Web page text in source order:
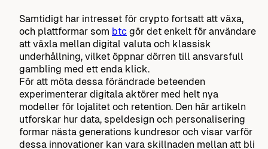
Samtidigt har intresset för crypto fortsatt att växa,
och plattformar som btc gör det enkelt för användare
att växla mellan digital valuta och klassisk
underhållning, vilket öppnar dörren till ansvarsfull
gambling med ett enda klick.
För att möta dessa förändrade beteenden
experimenterar digitala aktörer med helt nya
modeller för lojalitet och retention. Den här artikeln
utforskar hur data, speldesign och personalisering
formar nästa generations kundresor och visar varför
dessa innovationer kan vara skillnaden mellan att bli